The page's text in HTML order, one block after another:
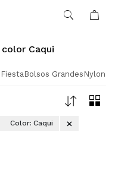
Caqui
Bolsos Grandes Nylon
Color: Caqui